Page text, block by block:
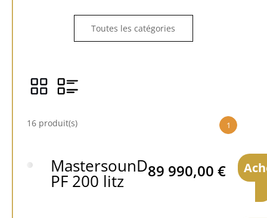
Toutes les catégories
16 produit(s) 1
MastersounD
PF 200 litz 89 990,00 €